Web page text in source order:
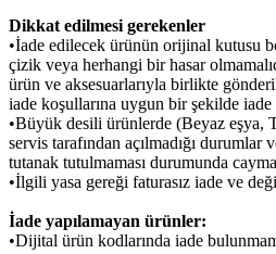
Dikkat edilmesi gerekenler
•İade edilecek ürünün orijinal kutusu
çizik veya herhangi bir hasar
ürün ve aksesuarlarıyla birlikte
iade koşullarına uygun bir şekilde
•Büyük desili ürünlerde (Beyaz eşya,
servis tarafından açılmadığı durumlar
tutanak tutulmaması durumunda
•İlgili yasa gereği faturasız iade ve
İade yapılamayan ürünler:
•Dijital ürün kodlarında iade